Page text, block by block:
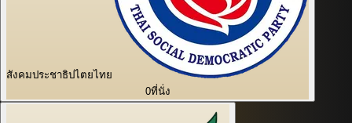
สังคมประชาธิปไตยไทย
0ที่นั่ง